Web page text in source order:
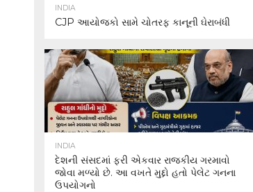
INDIA
CJP આયોજકો સામે ચોતરફ કાનૂની ઘેરાબંધી
INDIA
દેશની સંસદમાં ફરી એકવાર રાજકીય ગરમાવો
જોવા મળ્યો છે. આ વખતે મુદ્દો હતો પેલેટ ગનના
ઉપયોગનો